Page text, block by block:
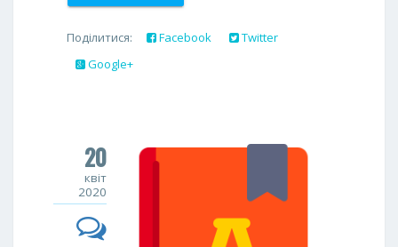
Поділитися: Facebook
Twitter
Google+
20
квіт
2020